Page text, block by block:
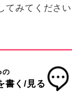
てみてくださ
の
書く/見る